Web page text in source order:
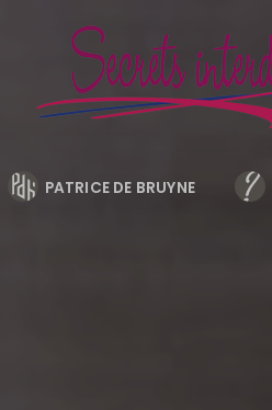
PATRICE DE BRUYNE